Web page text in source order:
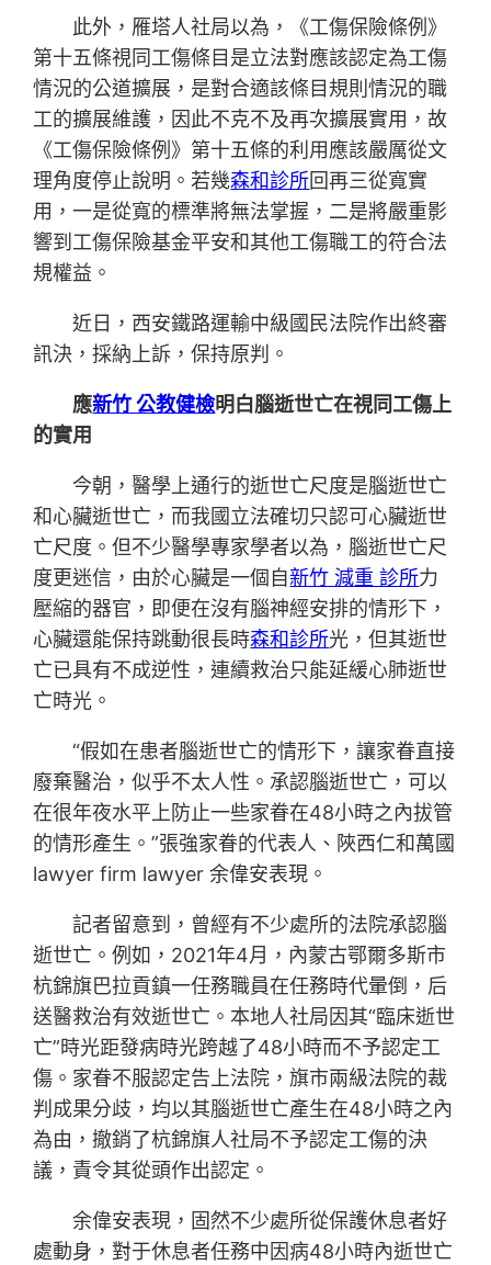
此外，雁塔人社局以為，《工傷保險條例》
第十五條視同工傷條目是立法對應該認定為工傷
情況的公道擴展，是對合適該條目規則情況的職
工的擴展維護，因此不克不及再次擴展實用，故
《工傷保險條例》第十五條的利用應該嚴厲從文
理角度停止說明。若幾森和診所回再三從寬實
用，一是從寬的標準將無法掌握，二是將嚴重影
響到工傷保險基金平安和其他工傷職工的符合法
規權益。
近日，西安鐵路運輸中級國民法院作出終審
訊決，採納上訴，保持原判。
應新竹 公教健檢明白腦逝世亡在視同工傷上
的實用
今朝，醫學上通行的逝世亡尺度是腦逝世亡
和心臟逝世亡，而我國立法確切只認可心臟逝世
亡尺度。但不少醫學專家學者以為，腦逝世亡尺
度更迷信，由於心臟是一個自新竹 減重 診所力
壓縮的器官，即便在沒有腦神經安排的情形下，
心臟還能保持跳動很長時森和診所光，但其逝世
亡已具有不成逆性，連續救治只能延緩心肺逝世
亡時光。
“假如在患者腦逝世亡的情形下，讓家眷直接
廢棄醫治，似乎不太人性。承認腦逝世亡，可以
在很年夜水平上防止一些家眷在48小時之內拔管
的情形產生。”張強家眷的代表人、陜西仁和萬國
lawyer firm lawyer 余偉安表現。
記者留意到，曾經有不少處所的法院承認腦
逝世亡。例如，2021年4月，內蒙古鄂爾多斯市
杭錦旗巴拉貢鎮一任務職員在任務時代暈倒，后
送醫救治有效逝世亡。本地人社局因其“臨床逝世
亡”時光距發病時光跨越了48小時而不予認定工
傷。家眷不服認定告上法院，旗市兩級法院的裁
判成果分歧，均以其腦逝世亡產生在48小時之內
為由，撤銷了杭錦旗人社局不予認定工傷的決
議，責令其從頭作出認定。
余偉安表現，固然不少處所從保護休息者好
處動身，對于休息者任務中因病48小時內逝世亡